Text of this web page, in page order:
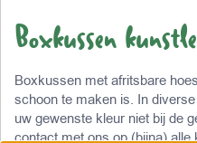
Boxkussen
Boxkussen met afritsbare
schoon te maken is. In
uw gewenste kleur niet bij de
contact met ons op (bijna)